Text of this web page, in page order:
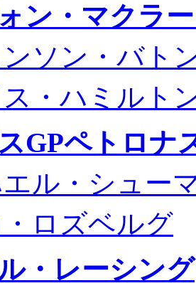
ン・マクラ
ソン・バト
・ハミルト
GPペトロナ
ル・シュー
ロズベルグ
・レーシング